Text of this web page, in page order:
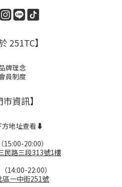
251TC】
牌理念
員制度
市資訊】
方地址查看⬇️
15:00-20:00）
民路三段313號1樓
14:00-22:00）
區一中街251號